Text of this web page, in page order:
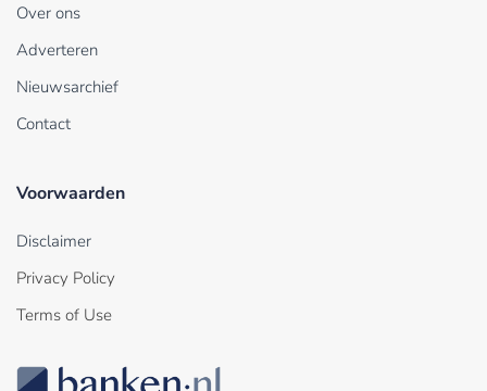
Over ons
Adverteren
Nieuwsarchief
Contact
Voorwaarden
Disclaimer
Privacy Policy
Terms of Use